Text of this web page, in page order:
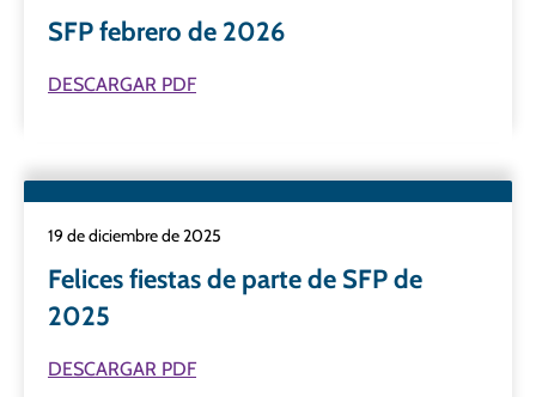
SFP febrero de 2026
DESCARGAR PDF
19 de diciembre de 2025
Felices fiestas de parte de SFP de
2025
DESCARGAR PDF